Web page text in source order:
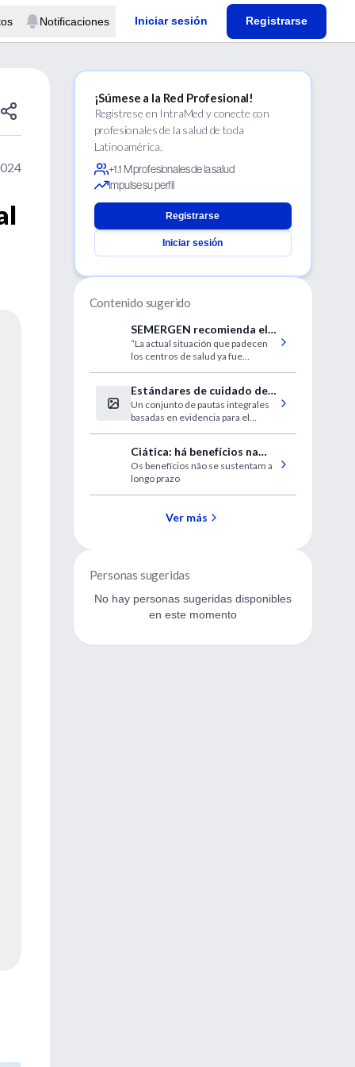
Notificaciones Iniciar sesión Registrarse
¡Súmese a la Red Profesional!
Regístrese en IntraMed y conecte con
profesionales de la salud de toda
Latinoamérica.
+1.1 M profesionales de la salud
Impulse su perfil
Registrarse
Iniciar sesión
Contenido sugerido
SEMERGEN recomienda el
uso de mascarillas en
centros sanitarios
“La actual situación que padecen
los centros de salud ya fue
evidencia una vez más que hasta
que no llega el problema a los
hospitales nadie escucha a la
Atención Primaria”, expresaron.
Estándares de cuidado de
la diabetes 2024
Un conjunto de pautas integrales
basadas en evidencia para el
Ciática: há benefícios na
cirurgia?
Os benefícios não se sustentam a
longo prazo
Ver más
Personas sugeridas
No hay personas sugeridas disponibles
en este momento